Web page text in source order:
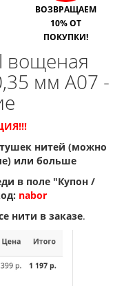
ВОЗВРАЩАЕМ
10% ОТ
ПОКУПКИ!
вощеная
мм A07 -
нитей (можно
или больше
в поле "Купон /
nabor
нити в заказе.